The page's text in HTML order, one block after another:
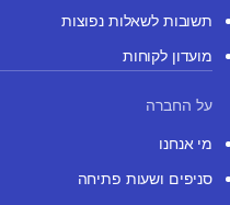
תשובות לשאלות נפוצות
מועדון לקוחות
על החברה
מי אנחנו
סניפים ושעות פתיחה